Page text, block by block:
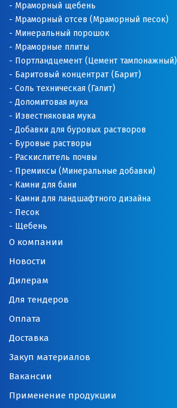
О компании
Новости
Дилерам
Для тендеров
Оплата
Доставка
Закуп материалов
Вакансии
Применение продукции
Мраморный щебень
Мраморный отсев (Мраморный песок)
Минеральный порошок
Мраморные плиты
Портландцемент (Цемент тампонажный)
Баритовый концентрат (Барит)
Соль техническая (Галит)
Доломитовая мука
Известняковая мука
Добавки для буровых растворов
Буровые растворы
Раскислитель почвы
Премиксы (Минеральные добавки)
Камни для бани
Камни для ландшафтного дизайна
Песок
Щебень